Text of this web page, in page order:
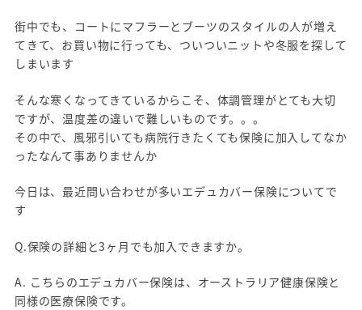
街中でも、コートにマフラーとブーツのスタイルの人が増え
てきて、お買い物に行っても、ついついニットや冬服を探して
しまいます
そんな寒くなってきているからこそ、体調管理がとても大切
ですが、温度差の違いで難しいものです。。。
その中で、風邪引いても病院行きたくても保険に加入してなか
ったなんて事ありませんか
今日は、最近問い合わせが多いエデュカバー保険についてで
す
Q.保険の詳細と3ヶ月でも加入できますか。
A. こちらのエデュカバー保険は、オーストラリア健康保険と
同様の医療保険です。